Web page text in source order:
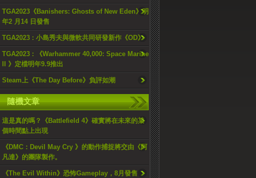
TGA2023《Banishers: Ghosts of New Eden》明
年2 月14 日發售
TGA2023 : 小島秀夫與微軟共同研發新作《OD》
TGA2023 : 《Warhammer 40,000: Space Marine
II 》定檔明年9.9推出
Steam上《The Day Before》負評如潮
隨機文章
這是真的嗎？《Battlefield 4》確實將在未來的某
個時間點上出現
《DMC：Devil May Cry 》的動作捕捉將交由《阿
凡達》的團隊製作。
《The Evil Within》恐怖Gameplay，8月發售